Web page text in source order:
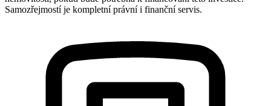
Samozřejmostí je kompletní právní i finanční servis.